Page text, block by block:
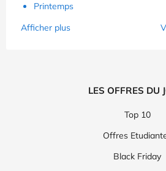
Printemps
Afficher plus
LES OFFRES DU
Top 10
Offres
Black Friday